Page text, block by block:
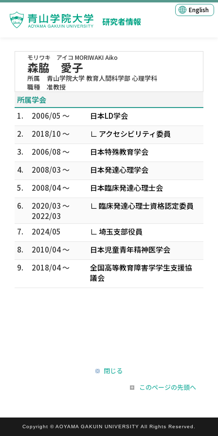
研究者情報
English
モリワキ アイコ MORIWAKI Aiko
森脇 愛子
所属
青山学院大学 教育人間科学部 心理学科
職種
准教授
所属学会
1.
2006/05 ～
日本LD学会
2.
2018/10 ～
∟ アクセシビリティ委員
3.
2006/08 ～
日本特殊教育学会
4.
2008/03 ～
日本発達心理学会
5.
2008/04 ～
日本臨床発達心理士会
6.
2020/03 ～
2022/03
∟ 臨床発達心理士資格認定委員
7. 2024/05
∟ 埼玉支部役員
8.
2010/04 ～
日本児童青年精神医学会
9.
2018/04 ～
全国高等教育障害学学生支援協
議会
閉じる
このページの先頭へ
Copyright © AOYAMA GAKUIN UNIVERSITY All Rights Reserved.